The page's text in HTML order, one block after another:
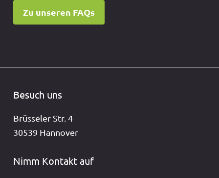
Zu unseren FAQs
Besuch uns
Brüsseler Str. 4
30539 Hannover
Nimm Kontakt auf